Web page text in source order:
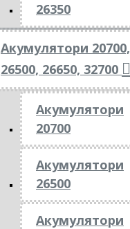
26350
Акумулятори 20700,
26500, 26650, 32700
Акумулятори
20700
Акумулятори
26500
Акумулятори